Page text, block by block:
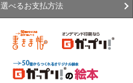
選べるお支払方法